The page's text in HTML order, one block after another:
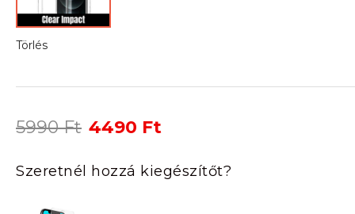
Törlés
5990Ft Original
was:
5990 Ft.
4490 Ft
is:
4490 Ft.
Szeretnél hozzá kiegészítőt?